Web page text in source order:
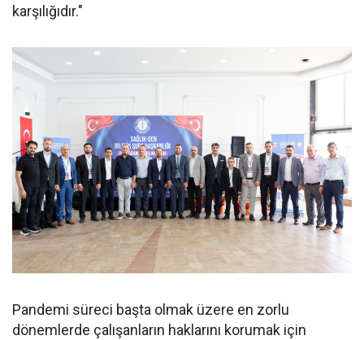
karşılığıdır."
Pandemi süreci başta olmak üzere en zorlu
dönemlerde çalışanların haklarını korumak için